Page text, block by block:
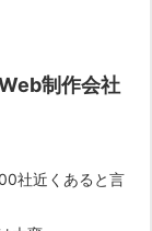
制作会社
社近くあると言